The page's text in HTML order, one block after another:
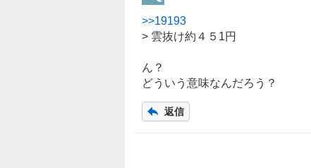
>>19193
> 雲抜け約４５1円
ん？
どういう意味なんだろう？
返信